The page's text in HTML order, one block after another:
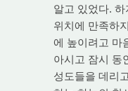
알고 있었다.
위치에 만족하
에 높이려고 마
아시고 잠시 동
성도들을 데리